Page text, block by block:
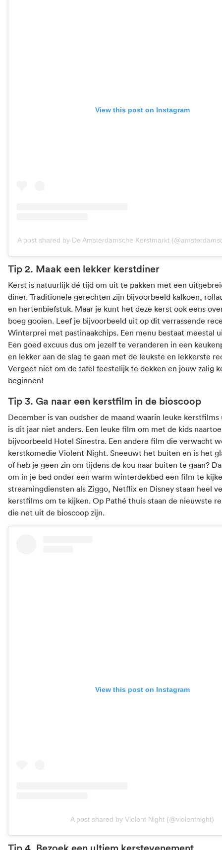
View this post on Instagram
A post shared by De Amsterdamsche Kerstmarkt
Tip 2. Maak een lekker kerstdiner
Kerst is natuurlijk dé tijd om uit te pakken met een
diner. Traditionele gerechten zijn bijvoorbeeld kalkoen,
en hertenbiefstuk. Maar je kunt het deze kerst ook eens
boeg gooien. Leef je bijvoorbeeld uit op dit verrassende
Winterprei met pastinaakchips. Een menu bestaat meestal
Een goed excuus dus om jezelf te veranderen in een
en lekker aan de slag te gaan met de leukste en lekkerste
Vergeet niet om de tafel feestelijk te dekken en jouw zalig
beginnen!
Tip 3. Ga naar een kerstfilm in de bioscoop
December is van oudsher de maand waarin leuke
is dit jaar niet anders. Een leuke film om met de kids
bijvoorbeeld Hotel Sinestra. Een andere film die verwacht
kerstkomedie Violent Night. Sneeuwt het buiten en is het
of heb je geen zin om tijdens de kou naar buiten te gaan?
om in je bed onder een warm winterdekbed een film te
streamingdiensten als Ziggo, Netflix en Disney staan heel
kerstfilms om te kijken. Op Pathé thuis staan de nieuwste
die net uit de bioscoop zijn.
View this post on Instagram
A post shared by Violent Night (@violentnight)